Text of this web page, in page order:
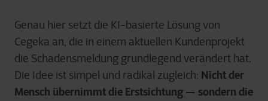
Genau hier setzt die KI-basierte Lösung von
Cegeka an, die in einem aktuellen Kundenprojekt
die Schadensmeldung grundlegend verändert hat.
Die Idee ist simpel und radikal zugleich: Nicht der
Mensch übernimmt die Erstsichtung — sondern die